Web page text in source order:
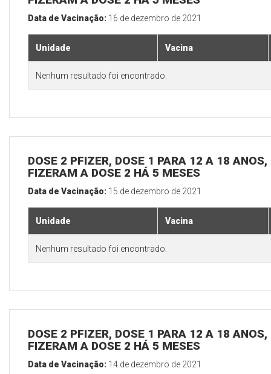
Data de Vacinação: 16 de dezembro de 2021
Unidade Vacina
Nenhum resultado foi encontrado.
DOSE 2 PFIZER, DOSE 1 PARA 12 A 18
FIZERAM A DOSE 2 HÁ 5 MESES
Data de Vacinação: 15 de dezembro de 2021
Unidade Vacina
Nenhum resultado foi encontrado.
DOSE 2 PFIZER, DOSE 1 PARA 12 A 18
FIZERAM A DOSE 2 HÁ 5 MESES
Data de Vacinação: 14 de dezembro de 2021